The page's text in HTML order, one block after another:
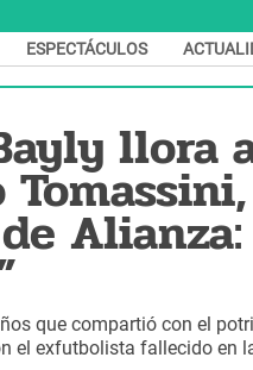
ESPECTÁCULOS
llora
que compartió con el
el exfutbolista fallecido en